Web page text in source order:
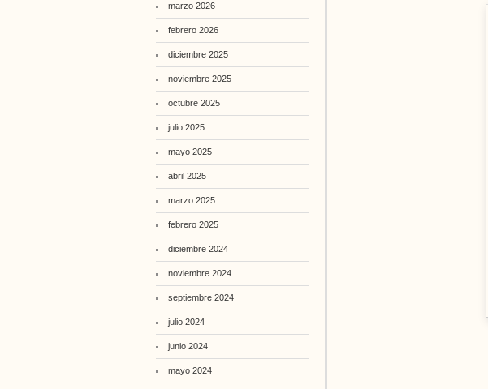
marzo 2026
febrero 2026
diciembre 2025
noviembre 2025
octubre 2025
julio 2025
mayo 2025
abril 2025
marzo 2025
febrero 2025
diciembre 2024
noviembre 2024
septiembre 2024
julio 2024
junio 2024
mayo 2024